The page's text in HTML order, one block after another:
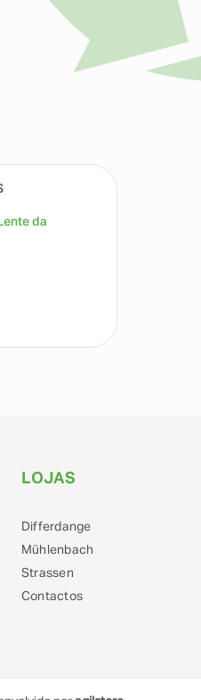
da
LOJAS
Differdange
Mühlenbach
Strassen
Contactos